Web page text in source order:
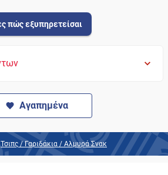
πώς εξυπηρετείσαι
Αγαπημένα
Τσιπς / Γαριδάκια / Αλμυρά Σνακ